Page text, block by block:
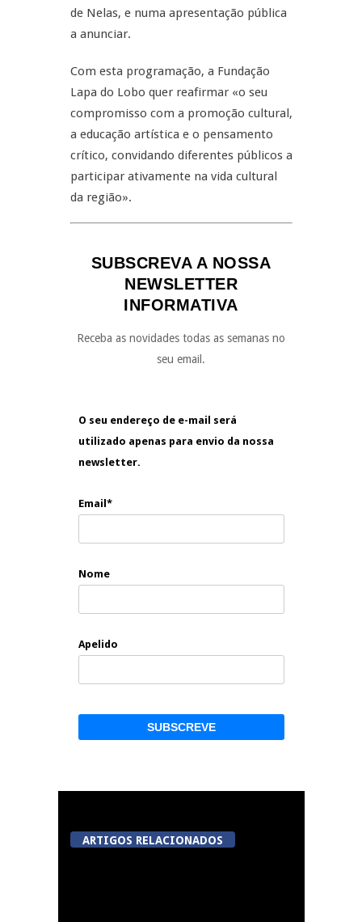
de Nelas, e numa apresentação pública
a anunciar.
Com esta programação, a Fundação
Lapa do Lobo quer reafirmar «o seu
compromisso com a promoção cultural,
a educação artística e o pensamento
crítico, convidando diferentes públicos a
participar ativamente na vida cultural
da região».
SUBSCREVA A NOSSA
NEWSLETTER
INFORMATIVA
Receba as novidades todas as semanas no
seu email.
O seu endereço de e-mail será
utilizado apenas para envio da nossa
newsletter.
Email*
Nome
Apelido
ARTIGOS RELACIONADOS